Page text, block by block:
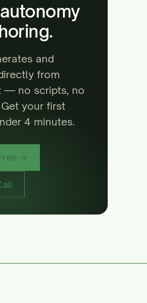
and
from
— no scripts, no
your first
4 minutes.
→